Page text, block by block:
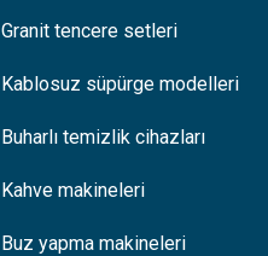
Granit tencere setleri
Kablosuz süpürge modelleri
Buharlı temizlik cihazları
Kahve makineleri
Buz yapma makineleri